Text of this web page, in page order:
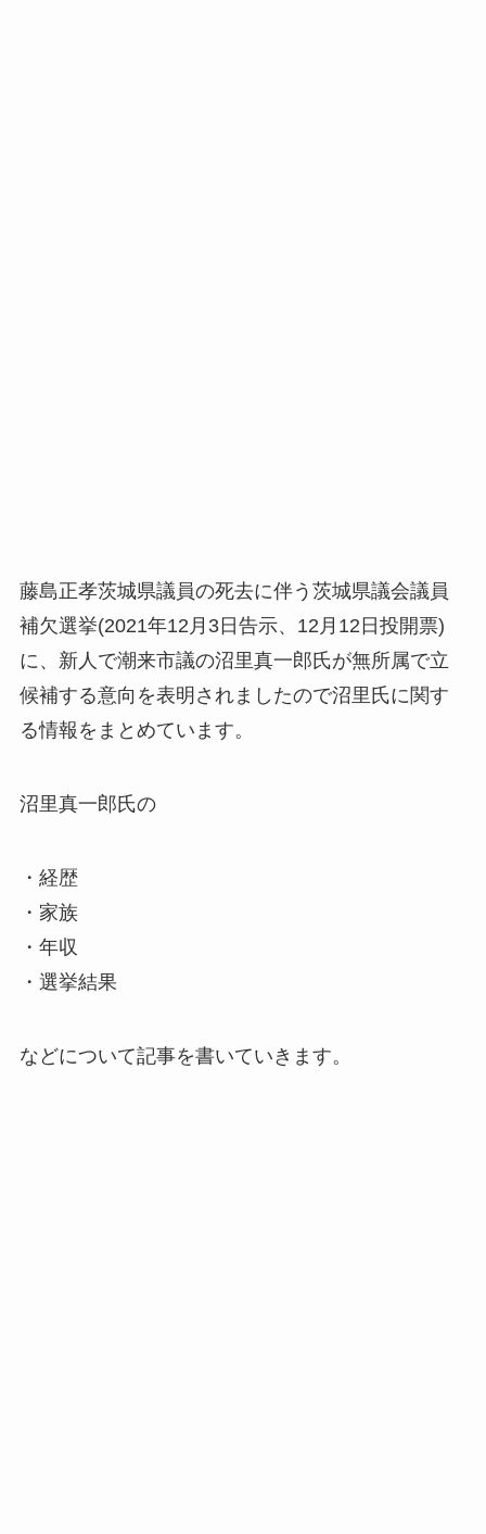
藤島正孝茨城県議員の死去に伴う茨城県議会議員
補欠選挙(2021年12月3日告示、12月12日投開票)
に、新人で潮来市議の沼里真一郎氏が無所属で立
候補する意向を表明されましたので沼里氏に関す
る情報をまとめています。
沼里真一郎氏の
・経歴
・家族
・年収
・選挙結果
などについて記事を書いていきます。